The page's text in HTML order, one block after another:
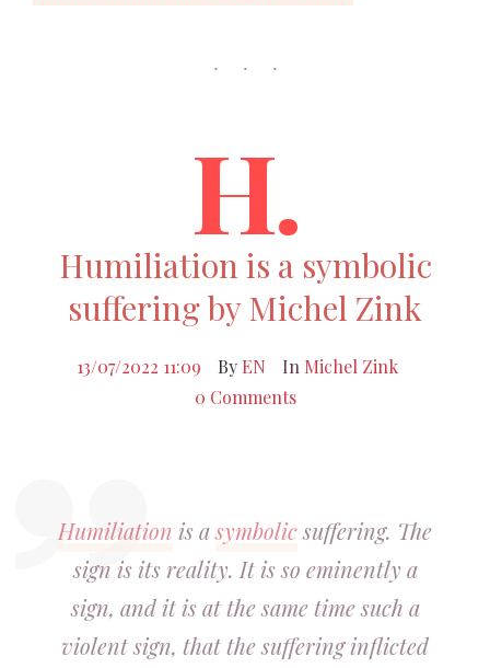
H.
Humiliation is a symbolic
suffering by Michel Zink
13/07/2022 11:09 By EN In Michel Zink
0 Comments
Humiliation is asymbolicsuffering. The
sign is its reality. It is so eminently a
sign, and it is at the same time such a
violent sign, that the suffering inflicted